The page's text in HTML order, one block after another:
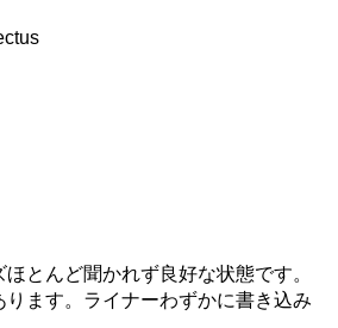
とんど聞かれず良好な状態です。
ります。ライナーわずかに書き込み